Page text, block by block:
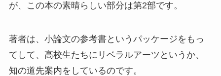
が、この本の素晴らしい部分は第2部です。
著者は、小論文の参考書というパッケージをもっ
てして、高校生たちにリベラルアーツというか、
知の道先案内をしているのです。